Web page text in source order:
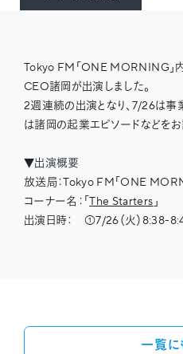
Tokyo FM「ONE MORNING」内
CEO諸岡が出演しました。
2週連続の出演となり、7/26は事
は諸岡の起業エピソードなどをお
▼出演概要
放送局：Tokyo FM「ONE
コーナー名：「The Starters 」
出演日時： ①7/26（火）8:38-
一覧に